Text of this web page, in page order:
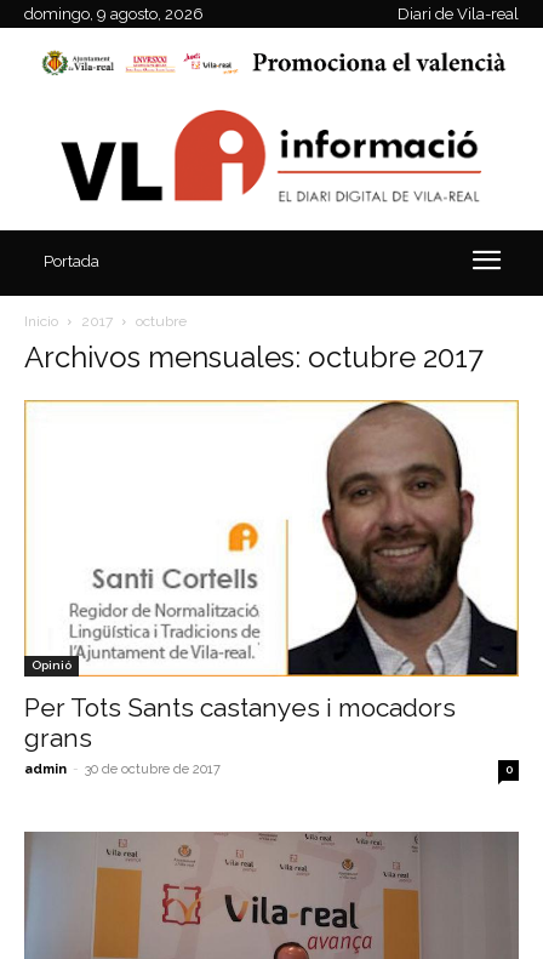
domingo, 9 agosto, 2026 Diari de Vila-real
Portada
Inicio 2017 octubre
Archivos mensuales: octubre 2017
Opinió
Per Tots Sants castanyes i mocadors
grans
admin - 30 de octubre de 2017 0